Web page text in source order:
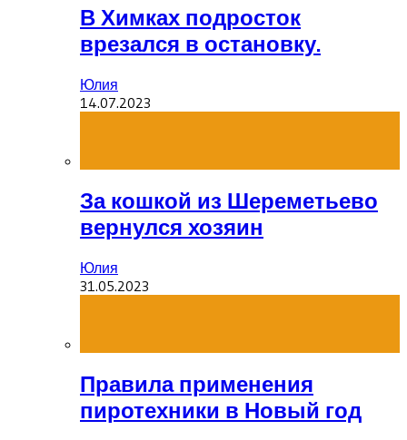
В Химках подросток
врезался в остановку.
Юлия
14.07.2023
За кошкой из Шереметьево
вернулся хозяин
Юлия
31.05.2023
Правила применения
пиротехники в Новый год